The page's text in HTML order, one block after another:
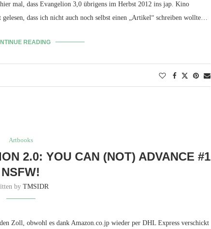
mal, dass Evangelion 3,0 übrigens im Herbst 2012 ins jap. Kino
dass ich nicht auch noch selbst einen „Artikel“ schreiben wollte…
READING
Artbooks
2.0: YOU CAN (NOT) ADVANCE #1
NSFW!
byTMSIDR
Zoll, obwohl es dank Amazon.co.jp wieder per DHL Express verschickt